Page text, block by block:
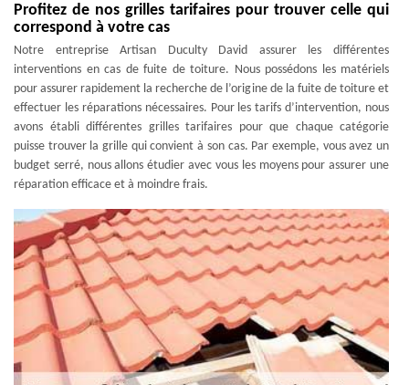
Profitez de nos grilles tarifaires pour trouver celle qui
correspond à votre cas
Notre entreprise Artisan Duculty David assurer les différentes
interventions en cas de fuite de toiture. Nous possédons les matériels
pour assurer rapidement la recherche de l’origine de la fuite de toiture et
effectuer les réparations nécessaires. Pour les tarifs d’intervention, nous
avons établi différentes grilles tarifaires pour que chaque catégorie
puisse trouver la grille qui convient à son cas. Par exemple, vous avez un
budget serré, nous allons étudier avec vous les moyens pour assurer une
réparation efficace et à moindre frais.